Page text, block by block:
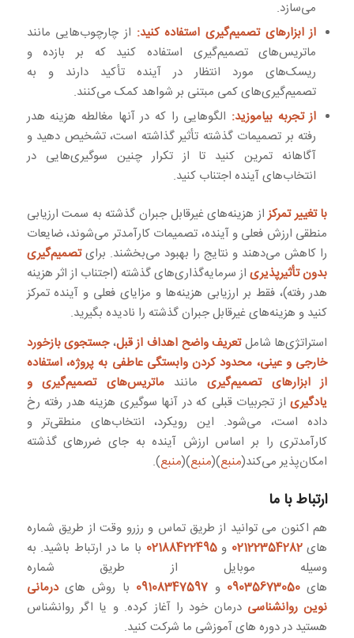
می‌سازد.
از ابزارهای تصمیم‌گیری استفاده کنید: از چارچوب‌هایی مانند
ماتریس‌های تصمیم‌گیری استفاده کنید که بر بازده و
ریسک‌های مورد انتظار در آینده تأکید دارند و به
تصمیم‌گیری‌های کمی مبتنی بر شواهد کمک می‌کنند.
از تجربه بیاموزید: الگوهایی را که در آنها مغالطه هزینه هدر
رفته بر تصمیمات گذشته تأثیر گذاشته است، تشخیص دهید و
آگاهانه تمرین کنید تا از تکرار چنین سوگیری‌هایی در
انتخاب‌های آینده اجتناب کنید.
با تغییر تمرکزاز هزینه‌های غیرقابل جبران گذشته به سمت ارزیابی
منطقی ارزش فعلی و آینده، تصمیمات کارآمدتر می‌شوند، ضایعات
را کاهش می‌دهند و نتایج را بهبود می‌بخشند. برایتصمیم‌گیری
بدون تأثیرپذیریاز سرمایه‌گذاری‌های گذشته (اجتناب از اثر هزینه
هدر رفته)، فقط بر ارزیابی هزینه‌ها و مزایای فعلی و آینده تمرکز
کنید و هزینه‌های غیرقابل جبران گذشته را نادیده بگیرید.
استراتژی‌ها شاملتعریف واضح اهداف از قبل،جستجوی بازخورد
خارجی و عینی، محدود کردن وابستگی عاطفی به پروژه، استفاده
از ابزارهای تصمیم‌گیریمانند ماتریس‌های تصمیم‌گیری و
یادگیریاز تجربیات قبلی که در آنها سوگیری هزینه هدر رفته رخ
داده است، می‌شود. این رویکرد، انتخاب‌های منطقی‌تر و
کارآمدتری را بر اساس ارزش آینده به جای ضررهای گذشته
امکان‌پذیر می‌کند(منبع)(منبع)(منبع).
ارتباط با ما
هم اکنون می توانید از طریق تماس و رزرو وقت از طریق شماره
های02122354282 و 02188422495
با ما در ارتباط باشید. به
وسیله موبایل از طریق شماره
های 09035673050 و 09108347597 با روش هایدرمانی
نوین روانشناسی درمان خود را آغاز کرده. و یا اگر روانشناس
هستید در دوره های آموزشی ما شرکت کنید.